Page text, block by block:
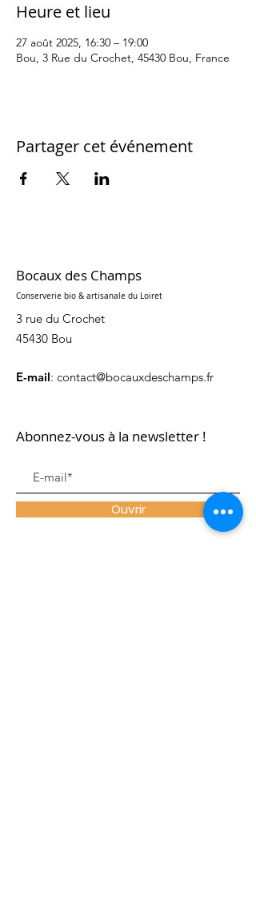
Heure et lieu
27 août 2025, 16:30 – 19:00
Bou, 3 Rue du Crochet, 45430 Bou, France
Partager cet événement
Bocaux des Champs
Conserverie bio & artisanale du Loiret
3 rue du Crochet
45430 Bou
E-mail: contact@bocauxdeschamps.fr
Abonnez-vous à la newsletter !
Ouvrir